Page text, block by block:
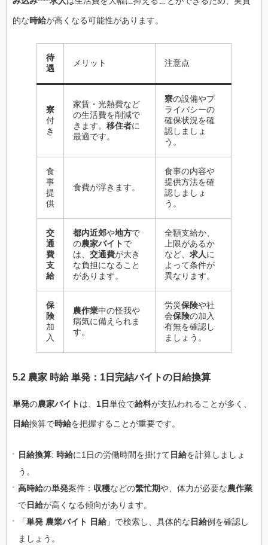
的な時給が高くなる可能性があります。
待
遇
メリット 注意点
寮
付
き
家賃・光熱費など
の生活費を削減で
きます。 移住者に
最適です。
寮の設備やプ
ライバシーの
確保状況を確
認しましょ
う。
食
事
提
供
食費が浮きます。
食事の内容や
提供方法を確
認しましょ
う。
交
通
費
支
給
都内近郊や地方で
の農家バイトで
は、 交通費が大き
な負担になること
があります。
全額支給か、
上限があるか
など、 求人に
よって条件が
異なります。
保
険
加
入
農作業中の怪我や
病気に備えられま
す。
労災保険や社
会保険の加入
有無を確認し
ましょう。
5.2 農家 時給 単発：1日完結バイトの日給換算
単発の農家バイトは、 1日単位で給料が支払われることが多く、
日給換算で時給を把握することが重要です。
日給換算: 時給に1日の労働時間を掛けて 日給を計算しましょ
う。
高時給の単発案件： 収穫などの繁忙期や、体力が必要な農作業
で日給が高くなる傾向があります。
「単発 農業バイト 日給」で検索し、具体的な 日給例を確認し
ましょう。